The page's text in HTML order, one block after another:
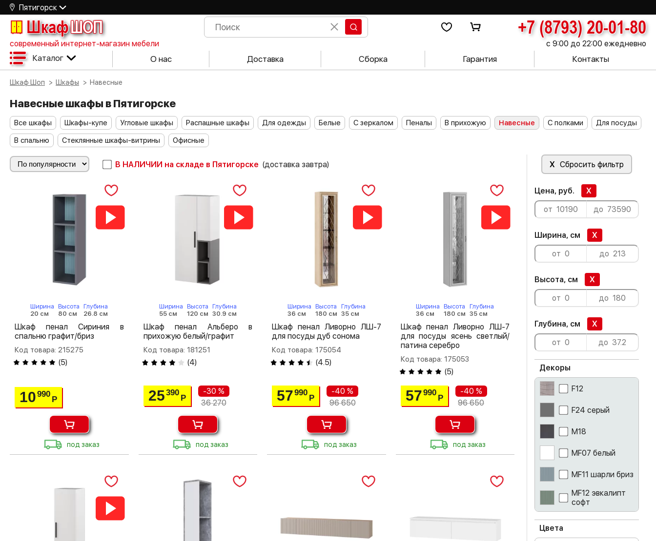
Пятигорск
ШкафШОП +7 (8793) 20-01-80
современный интернет-магазин мебели с 9:00 до 22:00 ежедневно
Каталог О нас Доставка Сборка Гарантия Контакты
Шкаф Шоп Шкафы Навесные
Навесные шкафы в Пятигорске
Все шкафы Шкафы-купе Угловые шкафы Распашные шкафы Для одежды Белые С зеркалом Пеналы В прихожую Навесные С полками
Для посуды
В спальню
Стеклянные шкафы-витрины Офисные
В НАЛИЧИИ на складе в Пятигорске (доставка завтра)
Ширина
20 см
Высота
80 см
Глубина
26.8 см
Шкаф пенал Сириния в
спальню графит/бриз
Код товара: 215275
(5)
10990
Р
под заказ
Ширина
55 см
Высота
120 см
Глубина
30.9 см
Шкаф пенал Альберо в
прихожую белый/графит
Код товара: 181251
(4)
25390
Р
-30 %
36 270
под заказ
Ширина
36 см
Высота
180 см
Глубина
35 см
Шкаф пенал Ливорно ЛШ-7
для посуды дуб сонома
Код товара: 175054
(4.5)
57990
Р
-40 %
96 650
под заказ
Ширина
36 см
Высота
180 см
Глубина
35 см
Шкаф пенал Ливорно ЛШ-7
для посуды ясень светлый/
патина серебро
Код товара: 175053
(5)
57990
Р
-40 %
96 650
под заказ
X Сбросить фильтр
Цена, руб. X
Ширина, см X
Высота, см X
Глубина, см X
Декоры
F12
F24 серый
M18
MF07 белый
MF11 шарли бриз
MF12 эвкалипт
софт
MF14 муссон
Цвета